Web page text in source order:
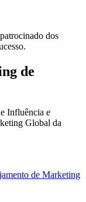
dos
de
Influência e
Global da
de Marketing